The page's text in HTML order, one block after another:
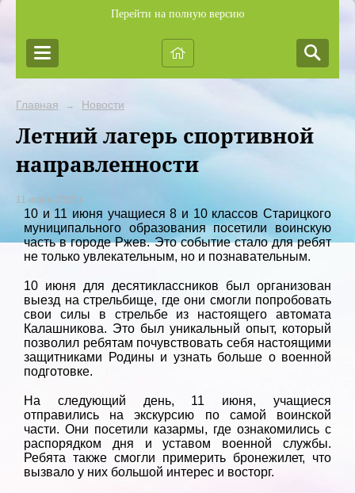
Перейти на полную версию
Главная → Новости
Летний лагерь спортивной
направленности
11 июня 2025 г.
10 и 11 июня учащиеся 8 и 10 классов Старицкого
муниципального образования посетили воинскую
часть в городе Ржев. Это событие стало для ребят
не только увлекательным, но и познавательным.
10 июня для десятиклассников был организован
выезд на стрельбище, где они смогли попробовать
свои силы в стрельбе из настоящего автомата
Калашникова. Это был уникальный опыт, который
позволил ребятам почувствовать себя настоящими
защитниками Родины и узнать больше о военной
подготовке.
На следующий день, 11 июня, учащиеся
отправились на экскурсию по самой воинской
части. Они посетили казармы, где ознакомились с
распорядком дня и уставом военной службы.
Ребята также смогли примерить бронежилет, что
вызвало у них большой интерес и восторг.